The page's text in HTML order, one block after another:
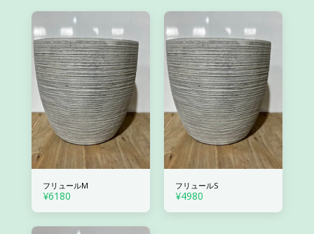
フリュールM
¥6180
フリュールS
¥4980